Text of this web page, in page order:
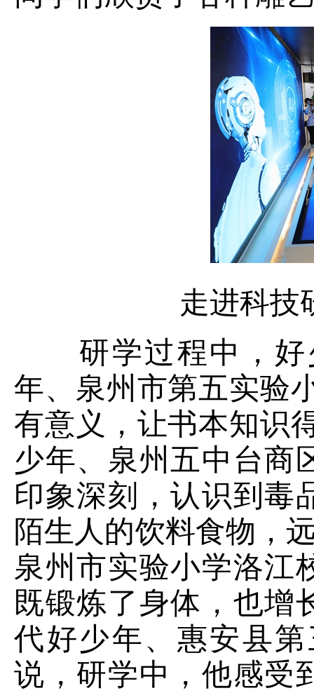
走进科技
研学过程中，好
年、泉州市第五实验
有意义，让书本知识
少年、泉州五中台商
印象深刻，认识到毒
陌生人的饮料食物，
泉州市实验小学洛江
既锻炼了身体，也增
代好少年、惠安县
说，研学中，他感受